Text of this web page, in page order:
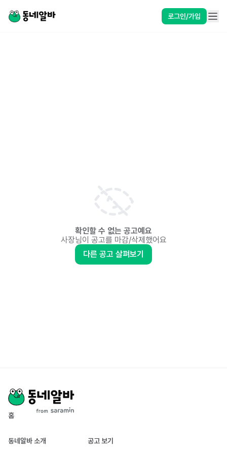
로그인/가입
확인할 수 없는 공고예요
사장님이 공고를 마감/삭제했어요
다른 공고 살펴보기
홈
동네알바 소개 공고 보기